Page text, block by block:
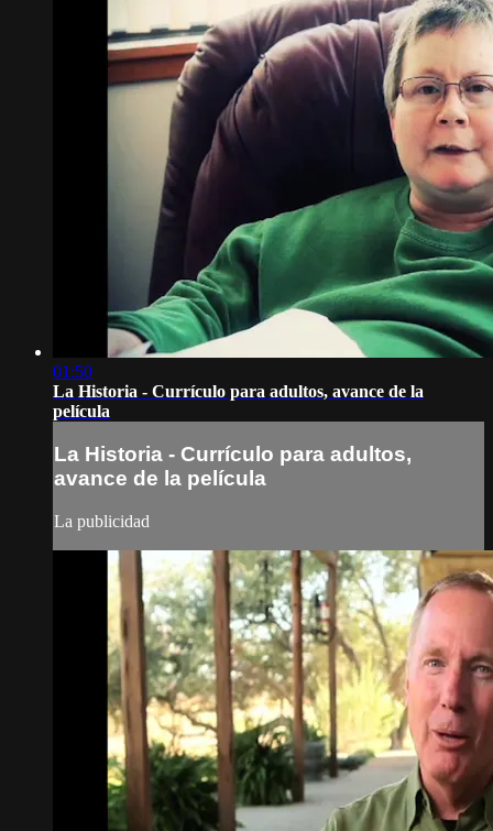
01:50
La Historia - Currículo para adultos, avance de la
película
La Historia - Currículo para adultos,
avance de la película
La publicidad